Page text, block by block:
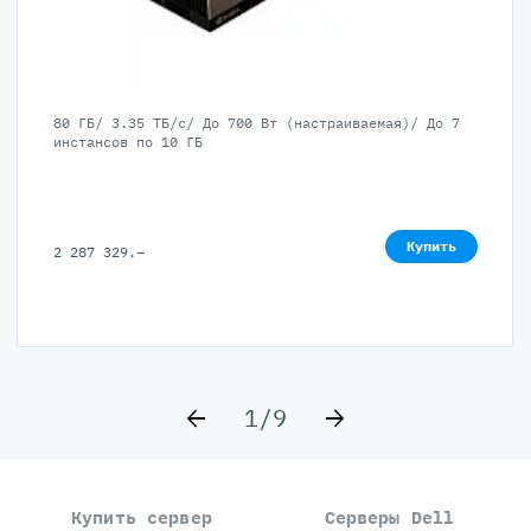
80 ГБ/ 3.35 ТБ/с/ До 700 Вт (настраиваемая)/ До 7
инстансов по 10 ГБ
2 287 329.– Купить
1/9
Купить сервер Серверы Dell